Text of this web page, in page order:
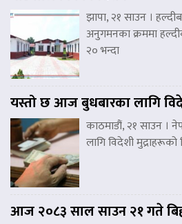
झापा, २१ साउन ।
अनुगमनका क्रममा
२० भन्दा
यस्तो छ आज बुधबारका लागि
काठमाडौं, २१ साउन ।
लागि विदेशी
आज २०८३ साल साउन २१ गते